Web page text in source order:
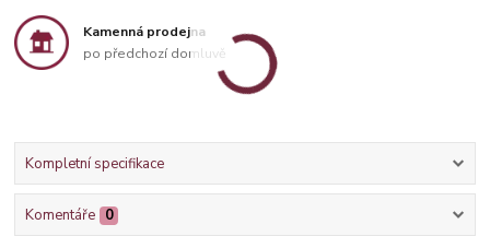
Kamenná prodejna
po předchozí domluvě
Kompletní specifikace
Komentáře 0